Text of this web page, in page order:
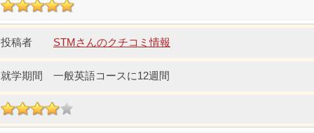
STMさんのクチコミ情報
一般英語コースに12週間